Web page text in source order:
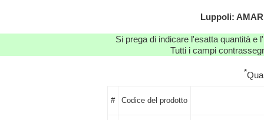
Luppoli:
Si prega di indicare l'esatta quantità e
Tutti i campi
*
# Codice del prodotto